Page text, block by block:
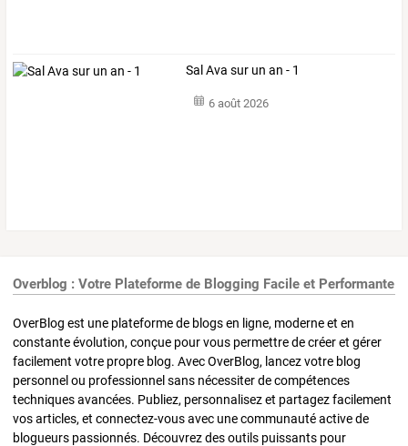
Sal Ava sur un an - 1
6 août 2026
Overblog : Votre Plateforme de Blogging Facile et Performante
OverBlog est une plateforme de blogs en ligne, moderne et en
constante évolution, conçue pour vous permettre de créer et gérer
facilement votre propre blog. Avec OverBlog, lancez votre blog
personnel ou professionnel sans nécessiter de compétences
techniques avancées. Publiez, personnalisez et partagez facilement
vos articles, et connectez-vous avec une communauté active de
blogueurs passionnés. Découvrez des outils puissants pour